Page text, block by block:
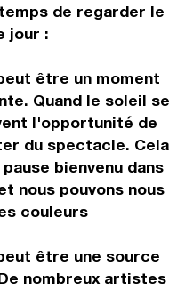
de regarder le
jour :
être un moment
Quand le soleil se
l'opportunité de
du spectacle. Cela
bienvenu dans
nous pouvons nous
couleurs
être une source
nombreux artistes